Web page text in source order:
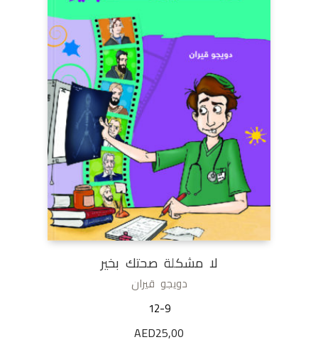
لا مشكلة صحتك بخير
دويجو قيران
12-9
AED25,00